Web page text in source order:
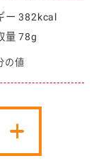
ー 382kcal
量 78g
の値